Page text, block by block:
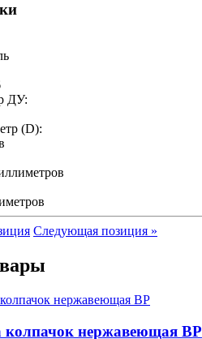
ДУ:
(D):
Следующая позиция »
колпачок нержавеющая ВР